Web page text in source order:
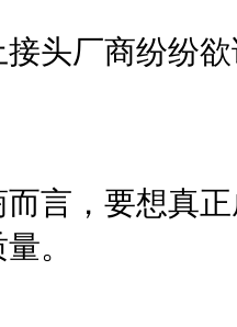
头厂商纷纷
言，要想真
。